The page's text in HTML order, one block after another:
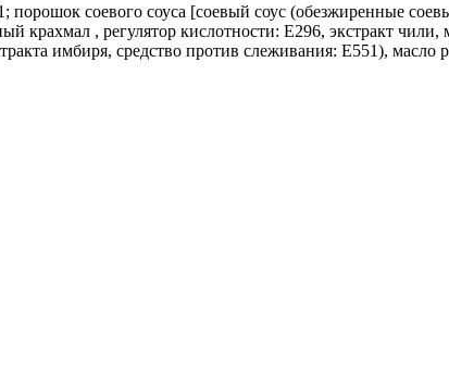
порошок соевого соуса [соевый соус (обезжиренные
, регулятор кислотности: E296, экстракт чили,
имбиря, средство против слеживания: E551), масло